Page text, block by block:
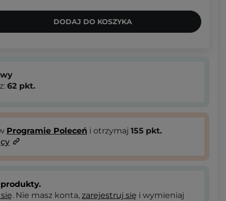
DODAJ DO KOSZYKA
62 pkt.
Programie Poleceń i otrzymaj 155 pkt.
. Nie masz konta, zarejestruj się i wymieniaj